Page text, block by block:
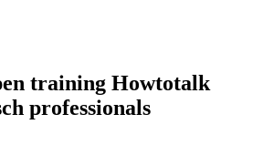
training Howtotalk
professionals